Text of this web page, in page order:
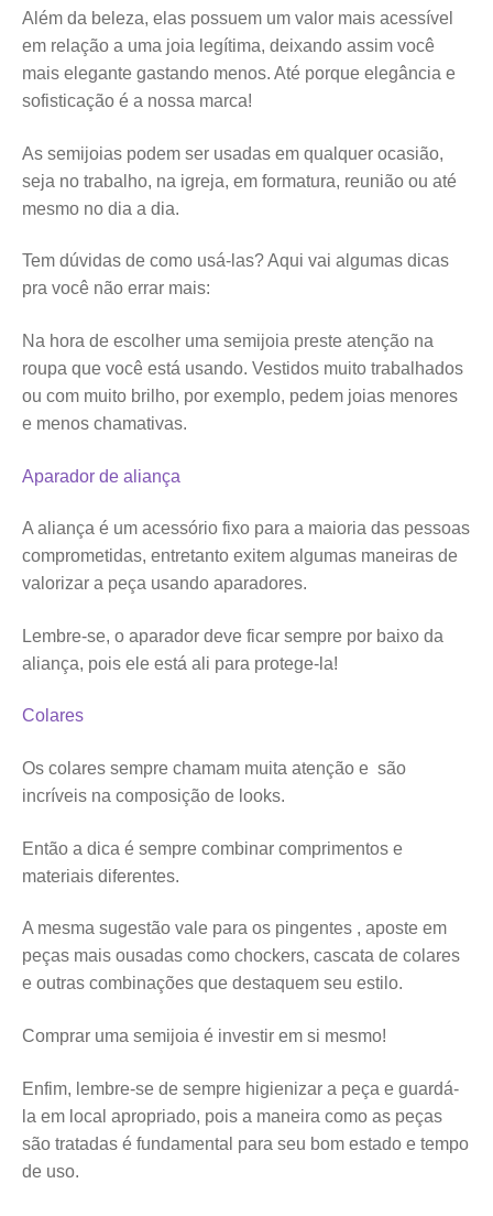
Além da beleza, elas possuem um valor mais acessível
em relação a uma joia legítima, deixando assim você
mais elegante gastando menos. Até porque elegância e
sofisticação é a nossa marca!
As semijoias podem ser usadas em qualquer ocasião,
seja no trabalho, na igreja, em formatura, reunião ou até
mesmo no dia a dia.
Tem dúvidas de como usá-las? Aqui vai algumas dicas
pra você não errar mais:
Na hora de escolher uma semijoia preste atenção na
roupa que você está usando. Vestidos muito trabalhados
ou com muito brilho, por exemplo, pedem joias menores
e menos chamativas.
Aparador de aliança
A aliança é um acessório fixo para a maioria das pessoas
comprometidas, entretanto exitem algumas maneiras de
valorizar a peça usando aparadores.
Lembre-se, o aparador deve ficar sempre por baixo da
aliança, pois ele está ali para protege-la!
Colares
Os colares sempre chamam muita atenção e são
incríveis na composição de looks.
Então a dica é sempre combinar comprimentos e
materiais diferentes.
A mesma sugestão vale para os pingentes , aposte em
peças mais ousadas como chockers, cascata de colares
e outras combinações que destaquem seu estilo.
Comprar uma semijoia é investir em si mesmo!
Enfim, lembre-se de sempre higienizar a peça e guardá-
la em local apropriado, pois a maneira como as peças
são tratadas é fundamental para seu bom estado e tempo
de uso.